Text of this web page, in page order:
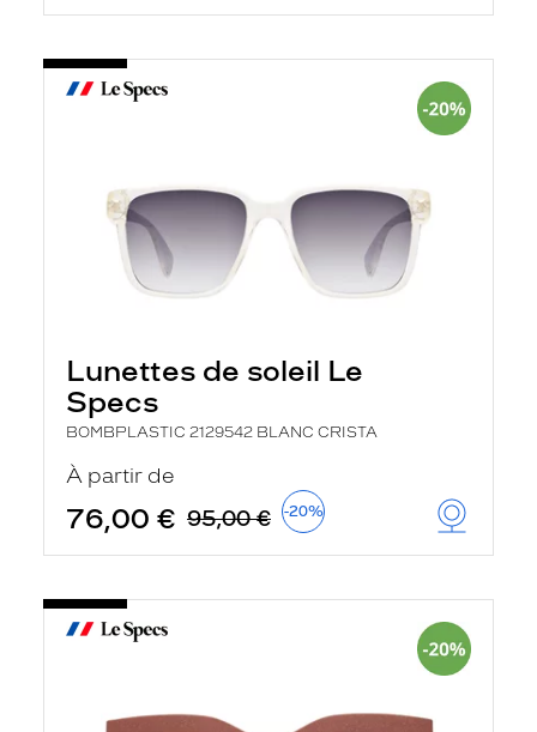
Lunettes de soleil Le
Specs
BOMBPLASTIC 2129542 BLANC CRISTA
À partir de
76,00 € 95,00 € -20%